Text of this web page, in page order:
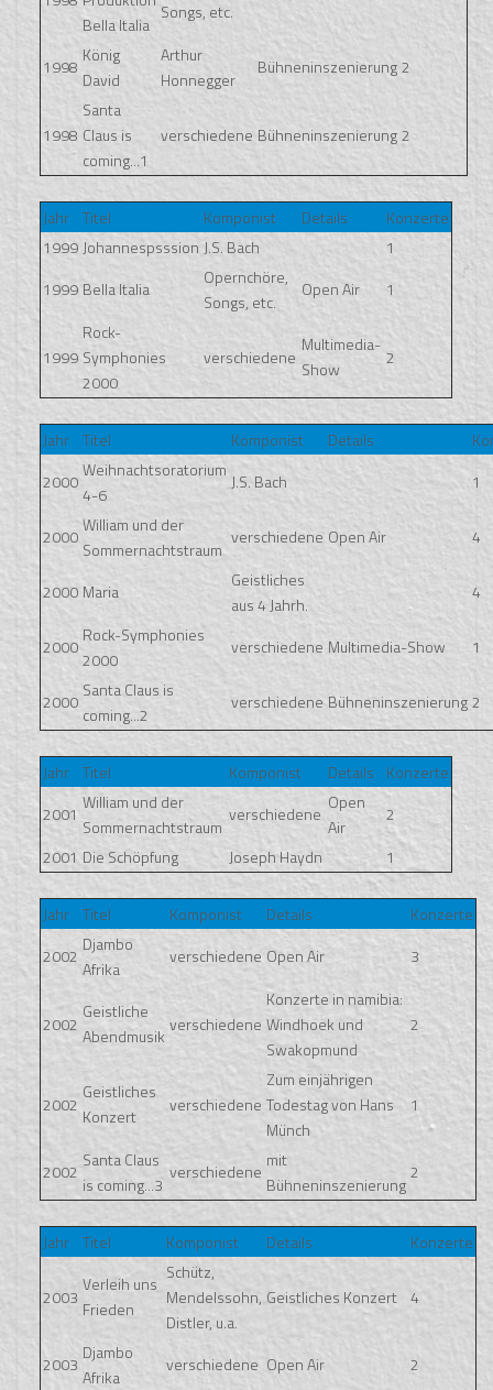
Bella Italia
Songs, etc.
1998
König
David
Arthur
Honnegger
Bühneninszenierung 2
1998
Santa
Claus is
coming...1
verschiedene Bühneninszenierung 2
Jahr Titel Komponist Details
Konzerte
1999 Johannespsssion J.S. Bach
1
1999 Bella Italia
Opernchöre,
Songs, etc.
Open Air 1
1999
Rock-
Symphonies
2000
verschiedene
Multimedia-
Show
2
Jahr Titel Komponist Details
2000
Weihnachtsoratorium
4-6
J.S. Bach 1
2000
William und der
Sommernachtstraum
verschiedene Open Air 4
2000 Maria
Geistliches
aus 4 Jahrh.
4
2000
Rock-Symphonies
2000
verschiedene Multimedia-Show 1
2000
Santa Claus is
coming...2
verschiedene Bühneninszenierung 2
Jahr Titel Komponist Details
Konzerte
2001
William und der
Sommernachtstraum
verschiedene
Open
Air
2
2001 Die Schöpfung Joseph Haydn 1
Jahr Titel Komponist Details
Konzerte
2002
Djambo
Afrika
verschiedene Open Air 3
2002
Geistliche
Abendmusik
verschiedene
Konzerte in namibia:
Windhoek und
Swakopmund
2
2002
Geistliches
Konzert
verschiedene
Zum einjährigen
Todestag von Hans
Münch
1
2002
Santa Claus
is coming...3
verschiedene
mit
Bühneninszenierung
2
Jahr Titel Komponist Details Konzerte
2003
Verleih uns
Frieden
Schütz,
Mendelssohn,
Distler, u.a.
Geistliches Konzert 4
2003
Djambo
Afrika
verschiedene Open Air 2